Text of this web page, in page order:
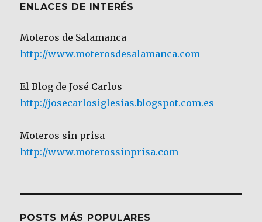
ENLACES DE INTERÉS
Moteros de Salamanca
http://www.moterosdesalamanca.com
El Blog de José Carlos
http://josecarlosiglesias.blogspot.com.es
Moteros sin prisa
http://www.moterossinprisa.com
POSTS MÁS POPULARES